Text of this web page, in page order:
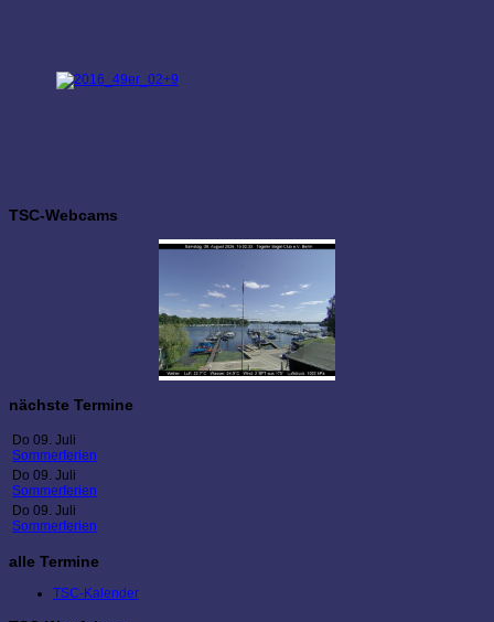
+9
TSC-Webcams
nächste Termine
Do 09. Juli
Sommerferien
Do 09. Juli
Sommerferien
Do 09. Juli
Sommerferien
alle Termine
TSC-Kalender